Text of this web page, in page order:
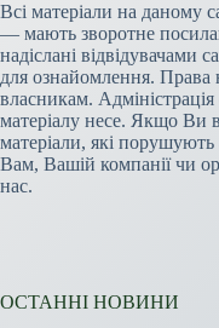
Всі матеріали на даному
— мають зворотне
надіслані відвідувачами
для ознайомлення. Права
власникам. Адміністрація
матеріалу несе. Якщо Ви
матеріали, які
Вам, Вашій компанії чи
нас.
ОСТАННІ НОВИНИ